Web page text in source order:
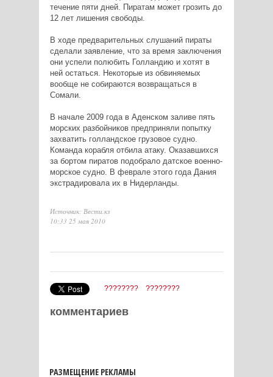
течение пяти дней. Пиратам может грозить до
12 лет лишения свободы.
В ходе предварительных слушаний пираты
сделали заявление, что за время заключения
они успели полюбить Голландию и хотят в
ней остаться. Некоторые из обвиняемых
вообще не собираются возвращаться в
Сомали.
В начале 2009 года в Аденском заливе пять
морских разбойников предприняли попытку
захватить голландское грузовое судно.
Команда корабля отбила атаку. Оказавшихся
за бортом пиратов подобрало датское военно-
морское судно. В феврале этого года Дания
экстрадировала их в Нидерланды.
Источник: Вести.кз
10:33 25 мая 2010
???????? ????????
комментариев
РАЗМЕЩЕНИЕ РЕКЛАМЫ